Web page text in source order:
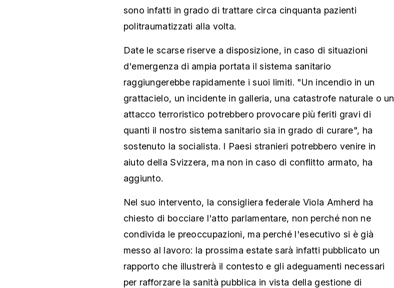
sono infatti in grado di trattare circa cinquanta pazienti
politraumatizzati alla volta.
Date le scarse riserve a disposizione, in caso di situazioni
d'emergenza di ampia portata il sistema sanitario
raggiungerebbe rapidamente i suoi limiti. "Un incendio in un
grattacielo, un incidente in galleria, una catastrofe naturale o un
attacco terroristico potrebbero provocare più feriti gravi di
quanti il nostro sistema sanitario sia in grado di curare", ha
sostenuto la socialista. I Paesi stranieri potrebbero venire in
aiuto della Svizzera, ma non in caso di conflitto armato, ha
aggiunto.
Nel suo intervento, la consigliera federale Viola Amherd ha
chiesto di bocciare l'atto parlamentare, non perché non ne
condivida le preoccupazioni, ma perché l'esecutivo si è già
messo al lavoro: la prossima estate sarà infatti pubblicato un
rapporto che illustrerà il contesto e gli adeguamenti necessari
per rafforzare la sanità pubblica in vista della gestione di